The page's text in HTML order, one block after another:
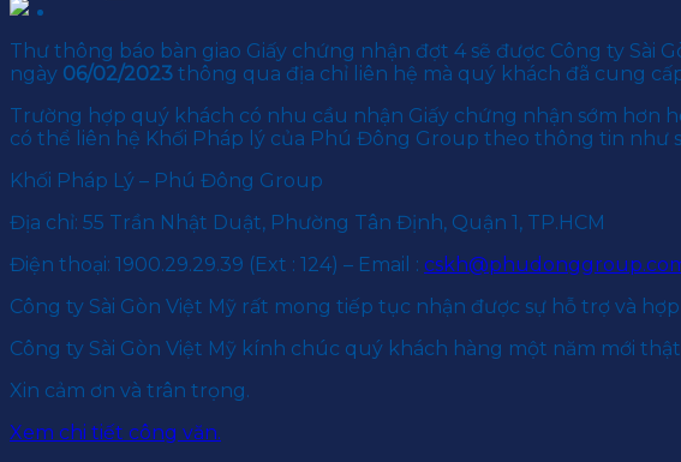
Thư thông báo bàn giao Giấy chứng nhận đợt 4 sẽ được Công ty Sài
ngày 06/02/2023 thông qua địa chỉ liên hệ mà quý khách đã cung
Trường hợp quý khách có nhu cầu nhận Giấy chứng nhận sớm hơn
có thể liên hệ Khối Pháp lý của Phú Đông Group theo thông tin như
Khối Pháp Lý – Phú Đông Group
Địa chỉ: 55 Trần Nhật Duật, Phường Tân Định, Quận 1, TP.HCM
Điện thoại: 1900.29.29.39 (Ext : 124) – Email :
Công ty Sài Gòn Việt Mỹ rất mong tiếp tục nhận được sự hỗ trợ và
Công ty Sài Gòn Việt Mỹ kính chúc quý khách hàng một năm mới
Xin cảm ơn và trân trọng.
Xem chi tiết công văn.